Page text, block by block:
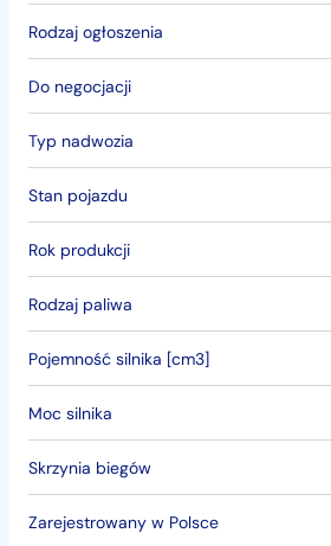
Rodzaj ogłoszenia
Do negocjacji
Typ nadwozia
Stan pojazdu
Rok produkcji
Rodzaj paliwa
Pojemność silnika [cm3]
Moc silnika
Skrzynia biegów
Zarejestrowany w Polsce